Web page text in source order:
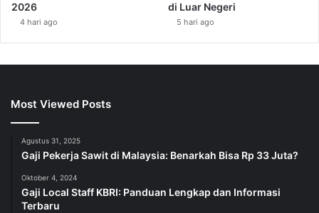
2026
4 hari ago
di Luar Negeri
5 hari ago
Most Viewed Posts
Agustus 31, 2025
Gaji Pekerja Sawit di Malaysia: Benarkah Bisa Rp 33 Juta?
Oktober 4, 2024
Gaji Local Staff KBRI: Panduan Lengkap dan Informasi
Terbaru